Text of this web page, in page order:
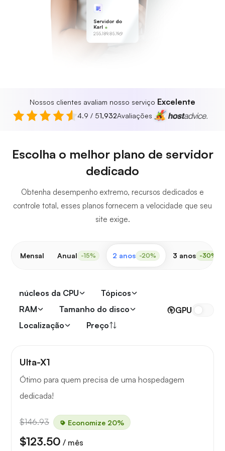
Servidor do
Karl
255.189.85.19
Nossos clientes avaliam nosso serviço Excelente
4.9 / 51,932Avaliações
Escolha o melhor plano de servidor
dedicado
Obtenha desempenho extremo, recursos dedicados e
controle total, esses planos fornecem a velocidade que seu
site exige.
Mensal Anual -15% 2 anos -20% 3 anos -30%
núcleos da CPU
Tópicos
RAM
Tamanho do disco
Localização
Preço
GPU
Ulta-X1
Ótimo para quem precisa de uma hospedagem
dedicada!
$146.93 Economize 20%
$123.50 / mês